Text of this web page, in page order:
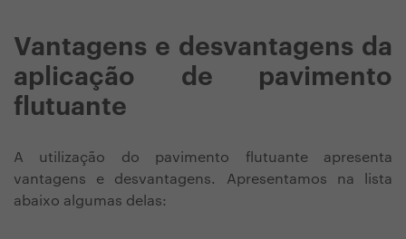
Vantagens e desvantagens da
aplicação de pavimento
flutuante
A utilização do pavimento flutuante apresenta
vantagens e desvantagens. Apresentamos na lista
abaixo algumas delas: